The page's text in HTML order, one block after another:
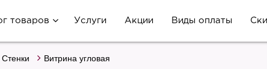
товаров Услуги Акции Виды оплаты
Витрина угловая